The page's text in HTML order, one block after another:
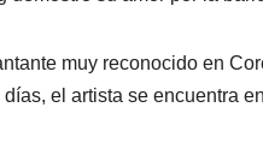
muy reconocido en
el artista se encuentra